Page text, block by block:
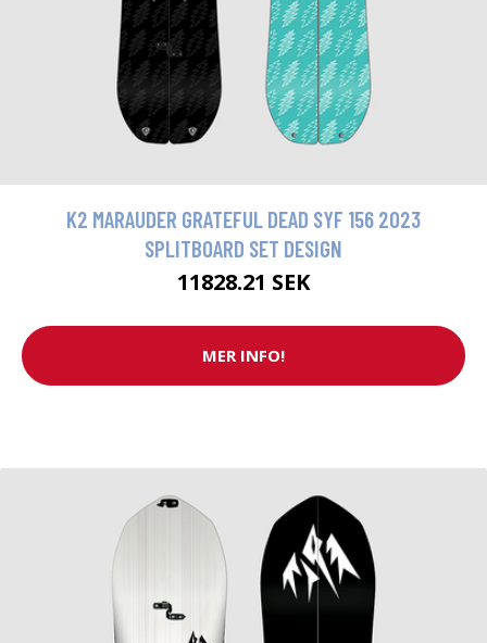
K2 MARAUDER GRATEFUL DEAD SYF 156 2023
SPLITBOARD SET DESIGN
11828.21 SEK
MER INFO!